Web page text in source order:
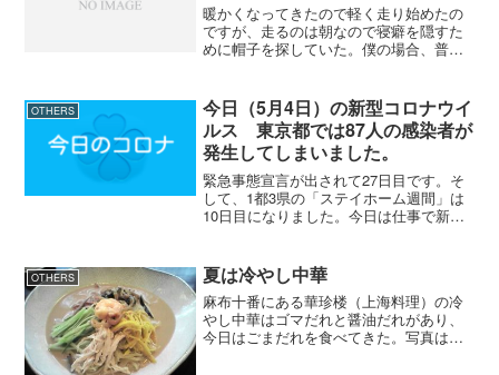
暖かくなってきたので軽く走り始めたの
ですが、走るのは朝なので寝癖を隠すた
めに帽子を探していた。僕の場合、普通
って被れるものと被れないものがある。
被れたとしてもキツイのは...
OTHERS
今日（5月4日）の新型コロナウイ
ルス 東京都では87人の感染者が
発生してしまいました。
緊急事態宣言が出されて27日目です。そ
して、1都3県の「ステイホーム週間」は
10日目になりました。今日は仕事で新宿
の電車は一車両に30～40人乗車していま
した。新宿の...
OTHERS 夏は冷やし中華
麻布十番にある華珍楼（上海料理）の冷
やし中華はゴマだれと醤油だれがあり、
今日はごまだれを食べてきた。写真は